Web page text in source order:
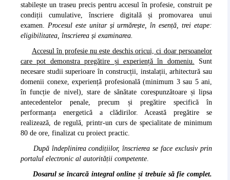
stabilește un traseu precis pentru accesul în profesie, construit pe
condiții cumulative, înscriere digitală și promovarea unui
examen. Procesul este unitar și urmărește, în esență, trei etape:
eligibilitatea, înscrierea și examinarea.
Accesul în profesie nu este deschis oricui, ci doar persoanelor
care pot demonstra pregătire și experiență în domeniu. Sunt
necesare studii superioare în construcții, instalații, arhitectură sau
domenii conexe, experiență profesională (minimum 3 sau 5 ani,
în funcție de nivel), stare de sănătate corespunzătoare și lipsa
antecedentelor penale, precum și pregătire specifică în
performanța energetică a clădirilor. Această pregătire se
realizează, de regulă, printr-un curs de specialitate de minimum
80 de ore, finalizat cu proiect practic.
După îndeplinirea condițiilor, înscrierea se face exclusiv prin
portalul electronic al autorității competente.
Dosarul se încarcă integral online și trebuie să fie complet.